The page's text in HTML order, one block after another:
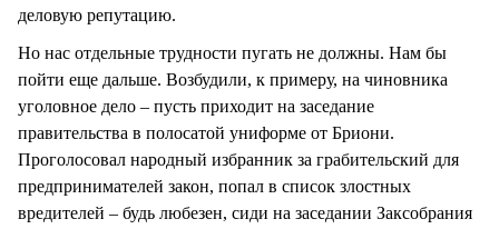
деловую репутацию.
Но нас отдельные трудности пугать не должны. Нам бы
пойти еще дальше. Возбудили, к примеру, на чиновника
уголовное дело – пусть приходит на заседание
правительства в полосатой униформе от Бриони.
Проголосовал народный избранник за грабительский для
предпринимателей закон, попал в список злостных
вредителей – будь любезен, сиди на заседании Заксобрания